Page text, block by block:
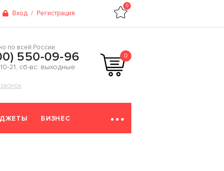
Вход / Регистрация
0
по всей России
550-09-96
21, сб-вс: выходные
ЗВОНОК
0
БИЗНЕС